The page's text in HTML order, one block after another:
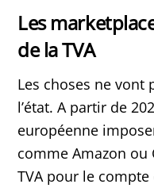
Les
de la TVA
Les choses ne vont
l’état. A partir de
européenne
comme Amazon ou
TVA pour le